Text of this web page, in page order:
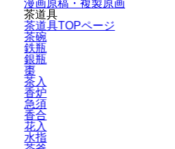
漫画原稿・複製原画
茶道具
茶道具TOPページ
茶碗
鉄瓶
銀瓶
棗
茶入
香炉
急須
香合
花入
水指